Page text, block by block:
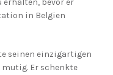
erhalten, bevor er
in Belgien
seinen einzigartigen
Er schenkte